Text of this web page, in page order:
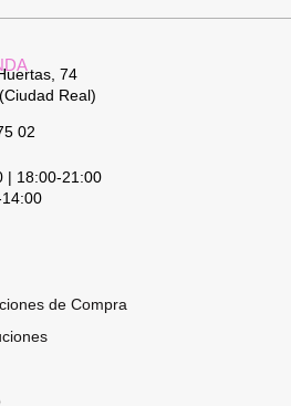
74
Real)
02
| 18:00-21:00
de Compra